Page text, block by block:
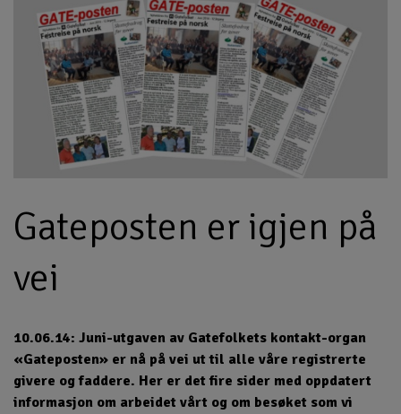
Gateposten er igjen på
vei
10.06.14: Juni-utgaven av Gatefolkets kontakt-organ
«Gateposten» er nå på vei ut til alle våre registrerte
givere og faddere. Her er det fire sider med oppdatert
informasjon om arbeidet vårt og om besøket som vi